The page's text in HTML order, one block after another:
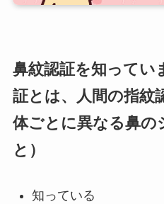
鼻紋認証を知って
証とは、人間の指紋
体ごとに異なる鼻の
と）
知っている